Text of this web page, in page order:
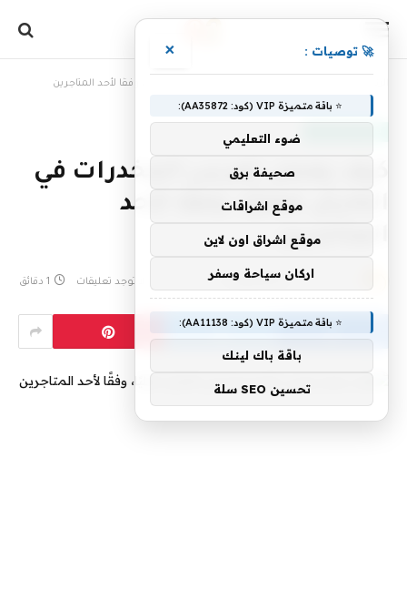
كيف يعمل تهريب المخدرات في الكارتل فعليًا، وفقًا لأحد المتاجرين
كيف يعمل تهريب المخدرات في
الكارتل فعليًا، وفقًا لأحد
المتاجرين
awalethnain 9 يوليو، 2026 لا توجد تعليقات 1 دقائق
🚀 توصيات : ×
⭐ باقة متميزة VIP (كود: AA35872):
ضوء التعليمي
صحيفة برق
موقع اشراقات
موقع اشراق اون لاين
اركان سياحة وسفر
⭐ باقة متميزة VIP (كود: AA11138):
باقة باك لينك
تحسين SEO سلة